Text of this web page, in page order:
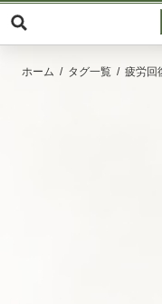
ホーム タグ一覧 疲労回